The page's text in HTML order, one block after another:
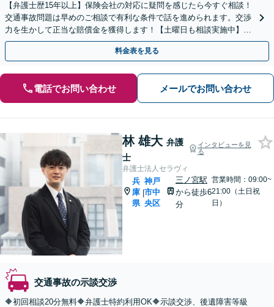
【弁護士歴15年以上】保険会社の対応に疑問を感じたら今すぐ相談！
交通事故問題は早めのご相談で有利な条件で話を進められます。交渉
力を生かして正当な賠償金を獲得します！【土曜日も相談実施中】
【アットホームな雰囲気で話しやすい】
料金表を見る
電話でお問い合わせ メールでお問い合わせ
林 雄大 弁護
士
インタビューを見
る
弁護士法人セラヴィ
兵
庫
県
|
神戸
市中
央区
三ノ宮駅
から徒歩6
分
営業時間：09:00~
21:00（土日祝
日）
交通事故の示談交渉
🔶初回相談20分無料🔶弁護士特約利用OK🔶示談交渉、後遺障害等級